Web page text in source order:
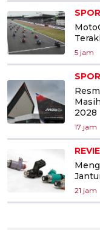
5 jam
2028
17 jam
21 jam